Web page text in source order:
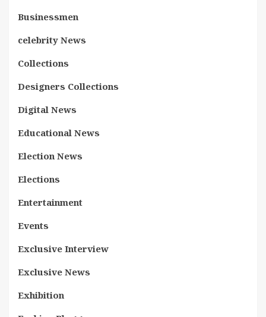
Businessmen
celebrity News
Collections
Designers Collections
Digital News
Educational News
Election News
Elections
Entertainment
Events
Exclusive Interview
Exclusive News
Exhibition